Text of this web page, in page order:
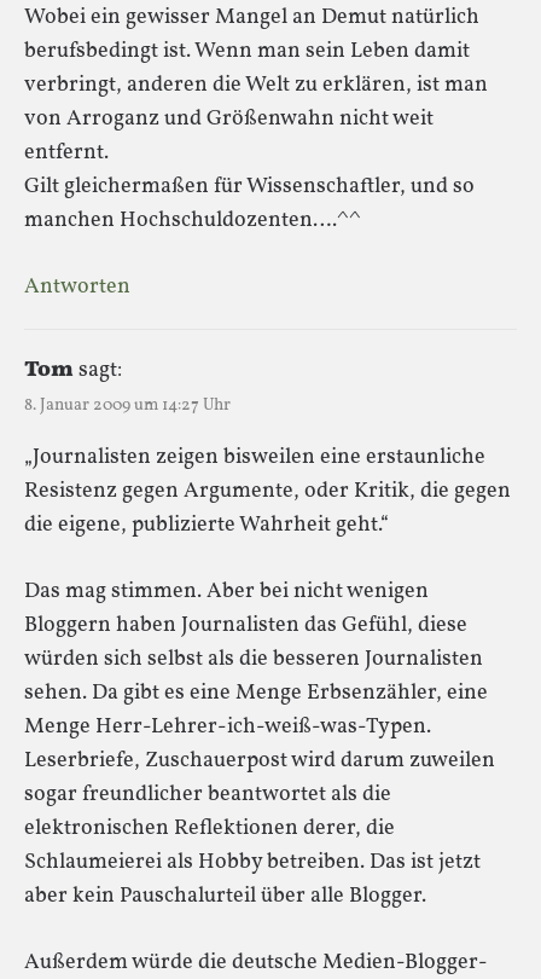
Wobei ein gewisser Mangel an Demut natürlich
berufsbedingt ist. Wenn man sein Leben damit
verbringt, anderen die Welt zu erklären, ist man
von Arroganz und Größenwahn nicht weit
entfernt.
Gilt gleichermaßen für Wissenschaftler, und so
manchen Hochschuldozenten….^^
Antworten
Tomsagt:
8. Januar 2009 um 14:27 Uhr
„Journalisten zeigen bisweilen eine erstaunliche
Resistenz gegen Argumente, oder Kritik, die gegen
die eigene, publizierte Wahrheit geht.“
Das mag stimmen. Aber bei nicht wenigen
Bloggern haben Journalisten das Gefühl, diese
würden sich selbst als die besseren Journalisten
sehen. Da gibt es eine Menge Erbsenzähler, eine
Menge Herr-Lehrer-ich-weiß-was-Typen.
Leserbriefe, Zuschauerpost wird darum zuweilen
sogar freundlicher beantwortet als die
elektronischen Reflektionen derer, die
Schlaumeierei als Hobby betreiben. Das ist jetzt
aber kein Pauschalurteil über alle Blogger.
Außerdem würde die deutsche Medien-Blogger-